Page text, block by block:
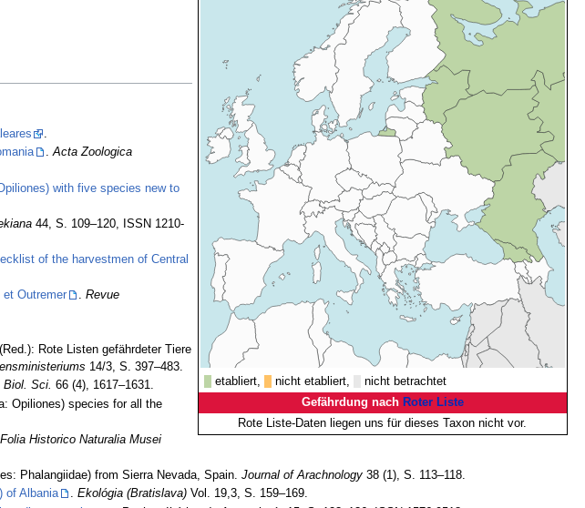
etabliert, nicht etabliert,
nicht betrachtet
Gefährdung nach Roter Liste
Rote Liste-Daten liegen uns für dieses Taxon nicht vor.
.
.Acta Zoologica
with five species new to
44, S. 109–120, ISSN 1210-
of the harvestmen of Central
et Outremer . Revue
Rote Listen gefährdeter Tiere
14/3, S. 397–483.
Biol. Sci. 66 (4), 1617–1631.
Opiliones) species for all the
Folia Historico Naturalia Musei
Phalangiidae) from Sierra Nevada, Spain. Journal of Arachnology38 (1), S. 113–118.
of Albania . Ekológia (Bratislava)Vol. 19,3, S. 159–169.